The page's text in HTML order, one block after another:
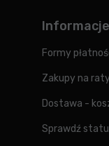
Formy
Zakupy na raty
Dostawa -
Sprawdź